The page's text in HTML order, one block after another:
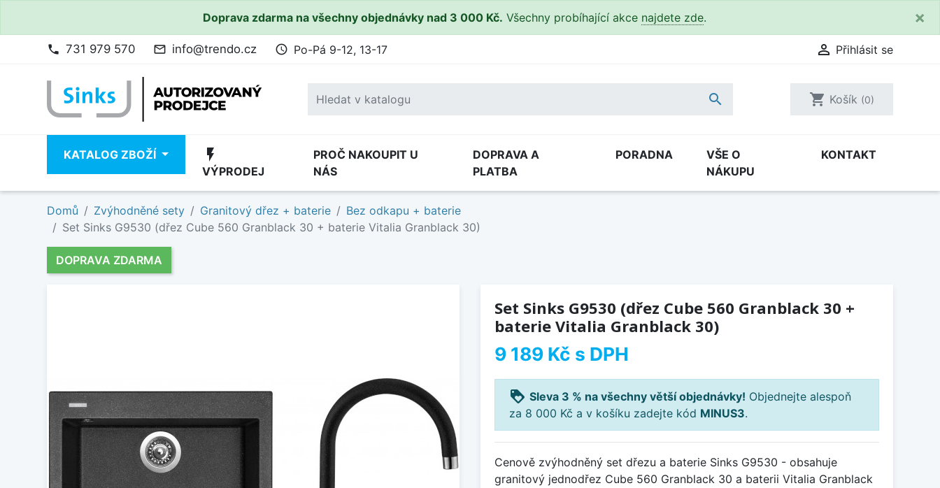
Doprava zdarma na všechny objednávky nad 3 000 Kč. Všechny probíhající akce najdete zde. ×
phone 731 979 570 mail_outline info@trendo.cz access_time Po-Pá 9-12, 13-17  Přihlásit se
 shopping_cart Košík (0)
KATALOG ZBOŽÍ flash_on
VÝPRODEJ
PROČ NAKOUPIT U
NÁS
DOPRAVA A
PLATBA
PORADNA
VŠE O
NÁKUPU
KONTAKT
Domů Zvýhodněné sety Granitový dřez + baterie
Bez odkapu + baterie
Set Sinks G9530 (dřez Cube 560 Granblack 30 + baterie Vitalia Granblack 30)
DOPRAVA ZDARMA
Set Sinks G9530 (dřez Cube 560 Granblack 30 +
baterie Vitalia Granblack 30)
9 189 Kč s DPH
loyalty Sleva 3 % na všechny větší objednávky! Objednejte alespoň
za 8 000 Kč a v košíku zadejte kód MINUS3.
Cenově zvýhodněný set dřezu a baterie Sinks G9530 - obsahuje
granitový jednodřez Cube 560 Granblack 30 a baterii Vitalia Granblack